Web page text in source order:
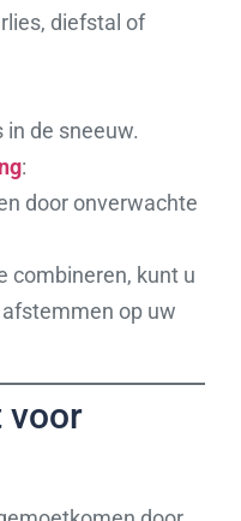
diefstal of
de sneeuw.
:
door onverwachte
combineren, kunt u
op uw
voor